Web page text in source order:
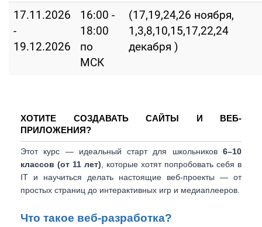
17.11.2026
-
19.12.2026
16:00 -
18:00
по
МСК
(17,19,24,26 ноября,
1,3,8,10,15,17,22,24
декабря )
ХОТИТЕ СОЗДАВАТЬ САЙТЫ И ВЕБ-
ПРИЛОЖЕНИЯ?
Этот курс — идеальный старт для школьников 6–10
классов (от 11 лет)
которые хотят попробовать себя в
IT и научиться делать настоящие веб-проекты — от
простых страниц до интерактивных игр и медиаплееров.
Что такое веб-разработка?